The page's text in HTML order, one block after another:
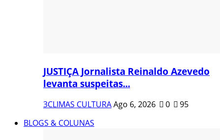
JUSTIÇA Jornalista Reinaldo Azevedo
levanta suspeitas...
3CLIMAS CULTURAAgo 6, 2026 0
95
BLOGS & COLUNAS